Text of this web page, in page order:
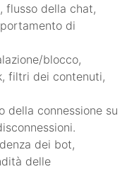
flusso della chat,
di
blocco,
filtri dei contenuti,
della connessione su
dei bot,
delle